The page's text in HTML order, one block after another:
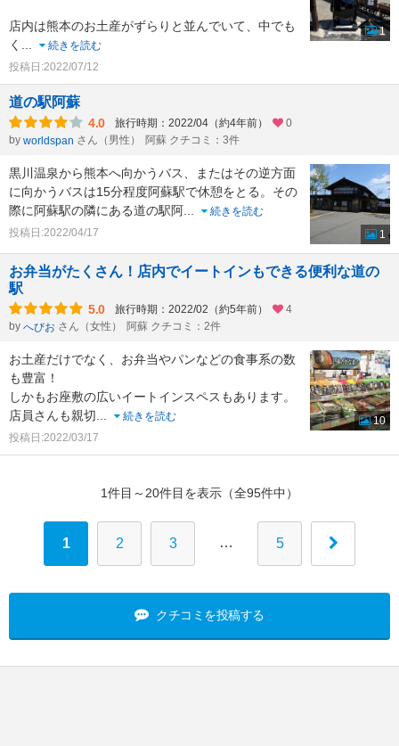
店内は熊本のお土産がずらりと並んでいて、中でも
く ...
続きを読む
投稿日:2022/07/12
1
道の駅阿蘇
4.0 旅行時期：2022/04（約4年前）
0
by worldspan さん（男性） 阿蘇 クチコミ：3件
黒川温泉から熊本へ向かうバス、またはその逆方面
に向かうバスは15分程度阿蘇駅で休憩をとる。その
際に阿蘇駅の隣にある道の駅阿...
続きを読む
投稿日:2022/04/17
1
お弁当がたくさん！店内でイートインもできる便利な道の
駅
5.0 旅行時期：2022/02（約5年前）
4
by へびお さん（女性） 阿蘇 クチコミ：2件
お土産だけでなく、お弁当やパンなどの食事系の数
も豊富！
しかもお座敷の広いイートインスペスもあります。
店員さんも親切...
続きを読む
投稿日:2022/03/17
10
1件目～20件目を表示（全95件中）
1 2 3 … 5
クチコミを投稿する